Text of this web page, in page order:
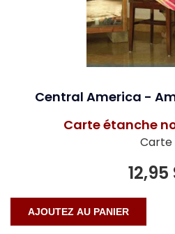
Central America -
Carte étanche
Carte
12,95